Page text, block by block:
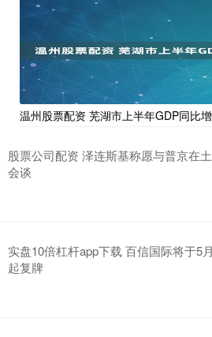
温州股票配资 芜湖市上半年GDP同比
股票公司配资 泽连斯基称愿与普京在
会谈
实盘10倍杠杆app下载 百信国际将于5
起复牌